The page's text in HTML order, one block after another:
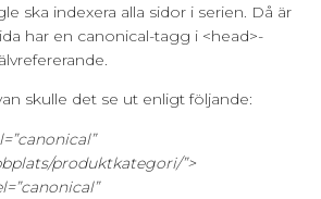
ska indexera alla sidor i serien. Då är
har en canonical-tagg i <head>-
skulle det se ut enligt följande:
produktkategori/”>